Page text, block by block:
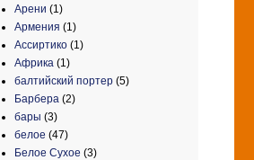
Арени (1)
Армения (1)
Ассиртико (1)
Африка (1)
балтийский портер (5)
Барбера (2)
бары (3)
белое (47)
Белое Сухое (3)